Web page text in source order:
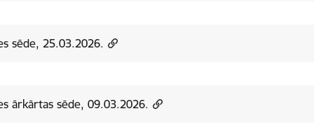
sēde, 25.03.2026.
ārkārtas sēde, 09.03.2026.